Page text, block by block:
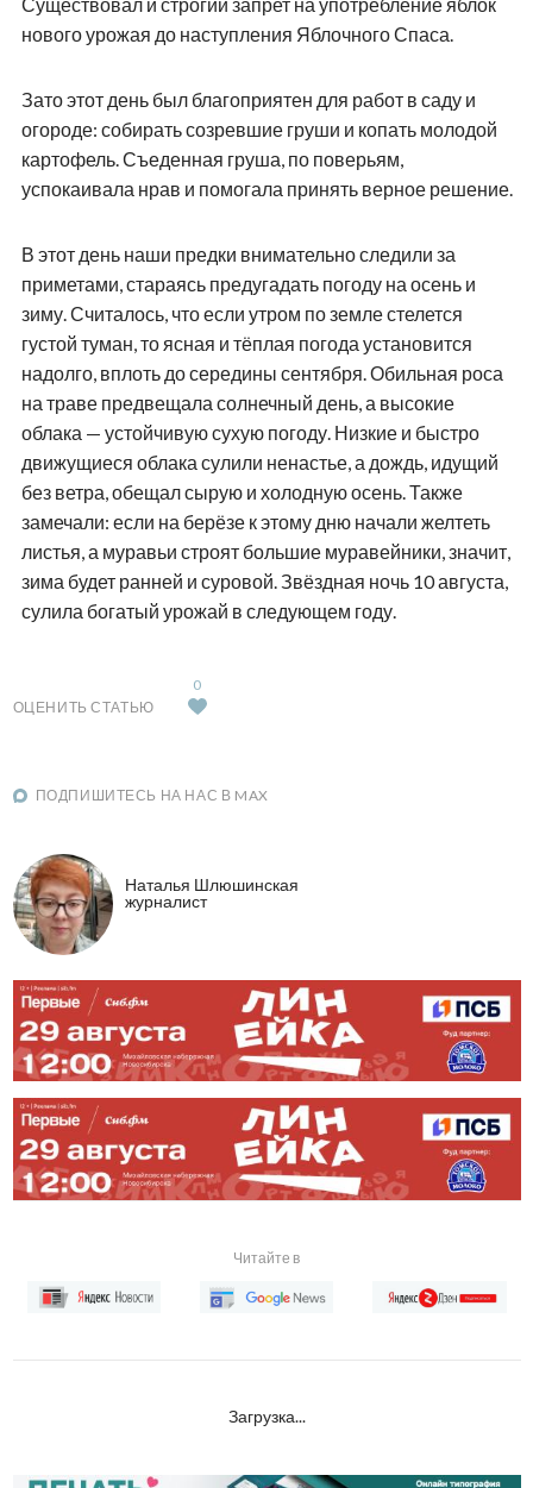
Существовал и строгий запрет на употребление яблок
нового урожая до наступления Яблочного Спаса.
Зато этот день был благоприятен для работ в саду и
огороде: собирать созревшие груши и копать молодой
картофель. Съеденная груша, по поверьям,
успокаивала нрав и помогала принять верное решение.
В этот день наши предки внимательно следили за
приметами, стараясь предугадать погоду на осень и
зиму. Считалось, что если утром по земле стелется
густой туман, то ясная и тёплая погода установится
надолго, вплоть до середины сентября. Обильная роса
на траве предвещала солнечный день, а высокие
облака — устойчивую сухую погоду. Низкие и быстро
движущиеся облака сулили ненастье, а дождь, идущий
без ветра, обещал сырую и холодную осень. Также
замечали: если на берёзе к этому дню начали желтеть
листья, а муравьи строят большие муравейники, значит,
зима будет ранней и суровой. Звёздная ночь 10 августа,
сулила богатый урожай в следующем году.
ОЦЕНИТЬ СТАТЬЮ
0
ПОДПИШИТЕСЬ НА НАС В MAX
Наталья Шлюшинская
журналист
Читайте в
Загрузка...